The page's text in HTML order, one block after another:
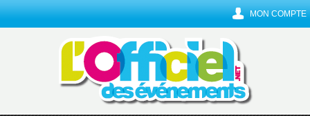
MON COMPTE